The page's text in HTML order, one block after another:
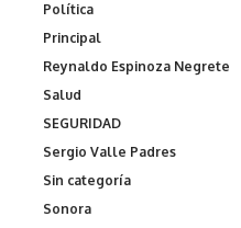
Política
Principal
Reynaldo Espinoza Negrete
Salud
SEGURIDAD
Sergio Valle Padres
Sin categoría
Sonora